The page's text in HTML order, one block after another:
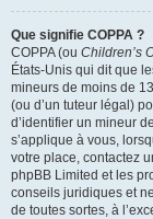
Que signifie COPPA ?
COPPA (ou Children’s
États-Unis qui dit que
mineurs de moins de
(ou d’un tuteur légal)
d’identifier un mineur
s’applique à vous,
votre place, contactez
phpBB Limited et les
conseils juridiques et
de toutes sortes, à